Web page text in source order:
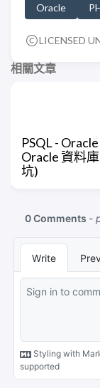
Oracle
LICENSED
相關文章
PSQL -
Oracle 資料
坑)